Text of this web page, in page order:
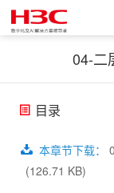
04-二
目录
本章节下载：
(126.71 KB)